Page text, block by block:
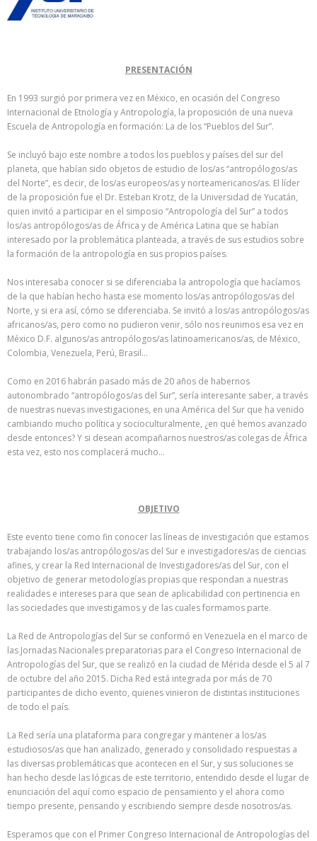
PRESENTACIÓN
En 1993 surgió por primera vez en México, en ocasión del Congreso
Internacional de Etnología y Antropología, la proposición de una nueva
Escuela de Antropología en formación: La de los “Pueblos del Sur”.
Se incluyó bajo este nombre a todos los pueblos y países del sur del
planeta, que habían sido objetos de estudio de los/as “antropólogos/as
del Norte”, es decir, de los/as europeos/as y norteamericanos/as. El líder
de la proposición fue el Dr. Esteban Krotz, de la Universidad de Yucatán,
quien invitó a participar en el simposio “Antropología del Sur” a todos
los/as antropólogos/as de África y de América Latina que se habían
interesado por la problemática planteada, a través de sus estudios sobre
la formación de la antropología en sus propios países.
Nos interesaba conocer si se diferenciaba la antropología que hacíamos
de la que habían hecho hasta ese momento los/as antropólogos/as del
Norte, y si era así, cómo se diferenciaba. Se invitó a los/as antropólogos/as
africanos/as, pero como no pudieron venir, sólo nos reunimos esa vez en
México D.F. algunos/as antropólogos/as latinoamericanos/as, de México,
Colombia, Venezuela, Perú, Brasil…
Como en 2016 habrán pasado más de 20 años de habernos
autonombrado “antropólogos/as del Sur”, sería interesante saber, a través
de nuestras nuevas investigaciones, en una América del Sur que ha venido
cambiando mucho política y socioculturalmente, ¿en qué hemos avanzado
desde entonces? Y si desean acompañarnos nuestros/as colegas de África
esta vez, esto nos complacerá mucho…
OBJETIVO
Este evento tiene como fin conocer las líneas de investigación que estamos
trabajando los/as antropólogos/as del Sur e investigadores/as de ciencias
afines, y crear la Red Internacional de Investigadores/as del Sur, con el
objetivo de generar metodologías propias que respondan a nuestras
realidades e intereses para que sean de aplicabilidad con pertinencia en
las sociedades que investigamos y de las cuales formamos parte.
La Red de Antropologías del Sur se conformó en Venezuela en el marco de
las Jornadas Nacionales preparatorias para el Congreso Internacional de
Antropologías del Sur, que se realizó en la ciudad de Mérida desde el 5 al 7
de octubre del año 2015. Dicha Red está integrada por más de 70
participantes de dicho evento, quienes vinieron de distintas instituciones
de todo el país.
La Red sería una plataforma para congregar y mantener a los/as
estudiosos/as que han analizado, generado y consolidado respuestas a
las diversas problemáticas que acontecen en el Sur, y sus soluciones se
han hecho desde las lógicas de este territorio, entendido desde el lugar de
enunciación del aquí como espacio de pensamiento y el ahora como
tiempo presente, pensando y escribiendo siempre desde nosotros/as.
Esperamos que con el Primer Congreso Internacional de Antropologías del